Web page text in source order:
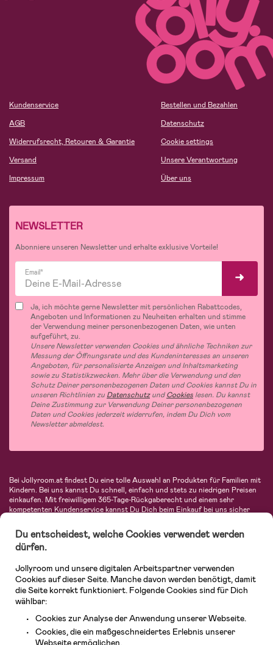
Kundenservice
AGB
Widerrufsrecht, Retouren & Garantie
Versand
Impressum
Bestellen und Bezahlen
Datenschutz
Cookie settings
Unsere Verantwortung
Über uns
NEWSLETTER
Abonniere unseren Newsletter und erhalte exklusive Vorteile!
Email*
Ja, ich möchte gerne Newsletter mit persönlichen Rabattcodes,
Angeboten und Informationen zu Neuheiten erhalten und stimme
der Verwendung meiner personenbezogenen Daten, wie unten
aufgeführt, zu.
Unsere Newsletter verwenden Cookies und ähnliche Techniken zur
Messung der Öffnungsrate und des Kundeninteresses an unseren
Angeboten, für personalisierte Anzeigen und Inhaltsmarketing
sowie zu Statistikzwecken. Mehr über die Verwendung und den
Schutz Deiner personenbezogenen Daten und Cookies kannst Du in
unseren Richtlinien zu DatenschutzundCookies lesen. Du kannst
Deine Zustimmung zur Verwendung Deiner personenbezogenen
Daten und Cookies jederzeit widerrufen, indem Du Dich vom
Newsletter abmeldest.
Bei Jollyroom.at findest Du eine tolle Auswahl an Produkten für Familien mit
Kindern. Bei uns kannst Du schnell, einfach und stets zu niedrigen Preisen
einkaufen. Mit freiwilligem 365-Tage-Rückgaberecht und einem sehr
kompetenten Kundenservice kannst Du Dich beim Einkauf bei uns sicher
Autositze, Kinder- und Babymode, Produkte für Mütter und eine Menge
fantastischer Einrichtungsgegenstände, Spielsachen, Babyprodukte und
vieles mehr. Wir haben Produkte von bekannten Herstellern wie Britax, Maxi-
Avent, Jack Wolfskin, Cybex, LEGO und vielen mehr. Schau Dich um in
unserem vielfältigen Onlineshop für Kinder & Babys. Willkommen!
Du entscheidest, welche Cookies verwendet werden
dürfen.
Jollyroom und unsere digitalen Arbeitspartner verwenden
Cookies auf dieser Seite. Manche davon werden benötigt, damit
die Seite korrekt funktioniert. Folgende Cookies sind für Dich
wählbar:
Cookies zur Analyse der Anwendung unserer Webseite.
Cookies, die ein maßgeschneidertes Erlebnis unserer
Webseite ermöglichen.